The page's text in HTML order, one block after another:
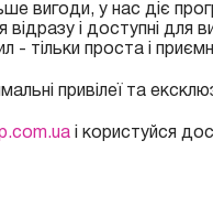
вигоди, у нас діє
відразу і доступні
- тільки проста і
привілеї та
і користуйся